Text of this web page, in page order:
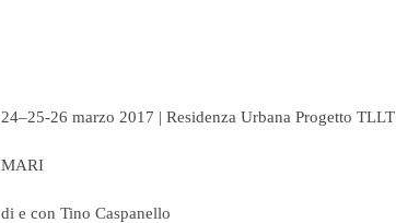
24–25-26 marzo 2017 | Residenza Urbana Progetto TLLT
MARI
di e con Tino Caspanello